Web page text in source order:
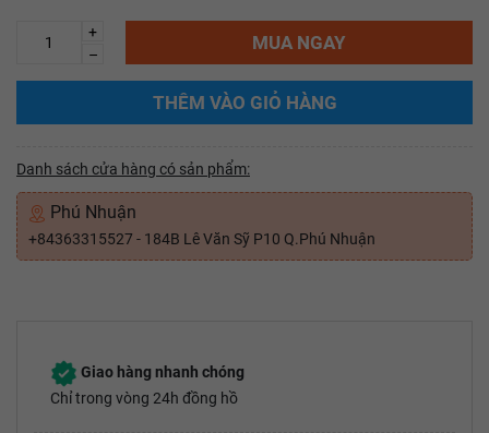
+
–
MUA NGAY
THÊM VÀO GIỎ HÀNG
Danh sách cửa hàng có sản phẩm:
Phú Nhuận
+84363315527 - 184B Lê Văn Sỹ P10 Q.Phú Nhuận
Giao hàng nhanh chóng
Chỉ trong vòng 24h đồng hồ